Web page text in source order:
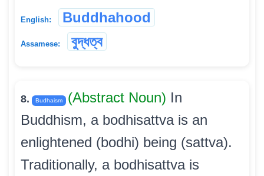
English: Buddhahood
Assamese: বুদ্ধত্ব
8. Budhaism (Abstract Noun) In
Buddhism, a bodhisattva is an
enlightened (bodhi) being (sattva).
Traditionally, a bodhisattva is